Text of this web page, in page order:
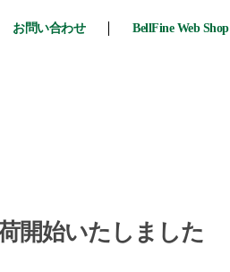
お問い合わせ BellFine Web Shop
開始いたしました